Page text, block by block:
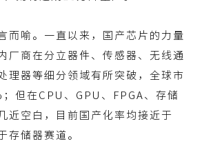
而喻。一直以来，国产芯片的力量
厂商在分立器件、传感器、无线通
理器等细分领域有所突破，全球市
但在CPU、GPU、FPGA、存储
近空白，目前国产化率均接近于
存储器赛道。